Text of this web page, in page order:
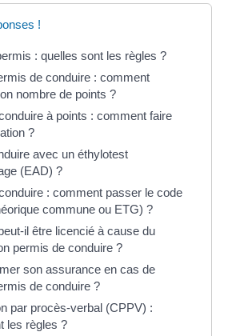
!
: quelles sont les règles ?
de conduire : comment
nombre de points ?
à points : comment faire
?
avec un éthylotest
(EAD) ?
: comment passer le code
commune ou ETG) ?
il être licencié à cause du
permis de conduire ?
son assurance en cas de
de conduire ?
par procès-verbal (CPPV) :
les règles ?